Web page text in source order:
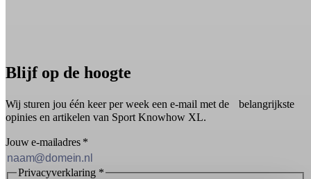
Blijf op de hoogte
Wij sturen jou één keer per week een e-mail met de belangrijkste
opinies en artikelen van Sport Knowhow XL.
Jouw e-mailadres *
Privacyverklaring *